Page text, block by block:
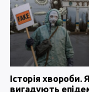
Історія хвороби.
вигадують